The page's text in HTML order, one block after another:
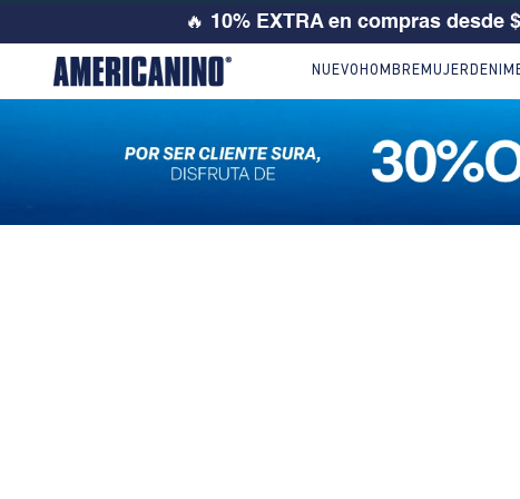
🔥 10% EXTRA en compras desde
NUEVO HOMBRE MUJER DENIM